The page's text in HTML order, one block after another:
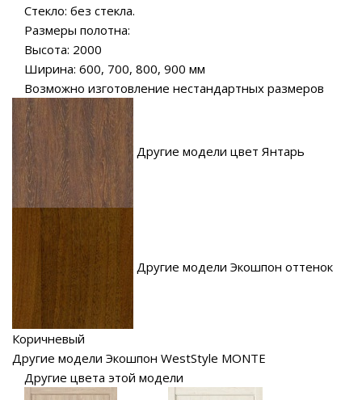
Стекло: без стекла.
Размеры полотна:
Высота: 2000
Ширина: 600, 700, 800, 900 мм
Возможно изготовление нестандартных размеров
Другие модели цвет Янтарь
Другие модели Экошпон оттенок
Коричневый
Другие модели Экошпон WestStyle MONTE
Другие цвета этой модели